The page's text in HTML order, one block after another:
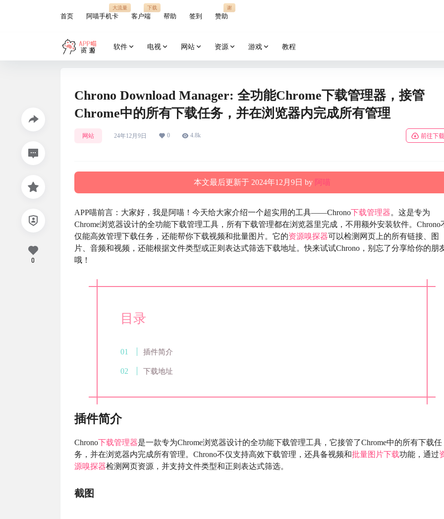
首页 阿喵手机卡
大流量
客户端
下载
帮助 签到 赞助
谢
软件 电视 网站 资源 游戏 教程
Chrono Download Manager: 全功能Chrome下载管理器，接管
Chrome中的所有下载任务，并在浏览器内完成所有管理
网站 24年12月9日 0 4.8k 前往下载
本文最后更新于 2024年12月9日 by 阿喵
APP喵前言：大家好，我是阿喵！今天给大家介绍一个超实用的工具——Chrono下载管理器。这是专为
Chrome浏览器设计的全功能下载管理工具，所有下载管理都在浏览器里完成，不用额外安装软件。Chrono
仅能高效管理下载任务，还能帮你下载视频和批量图片。它的资源嗅探器可以检测网页上的所有链接、图
片、音频和视频，还能根据文件类型或正则表达式筛选下载地址。快来试试Chrono，别忘了分享给你的朋
哦！
目录
插件简介
下载地址
插件简介
Chrono下载管理器是一款专为Chrome浏览器设计的全功能下载管理工具，它接管了Chrome中的所有下载任
务，并在浏览器内完成所有管理。Chrono不仅支持高效下载管理，还具备视频和批量图片下载功能，通过
源嗅探器检测网页资源，并支持文件类型和正则表达式筛选。
截图
0